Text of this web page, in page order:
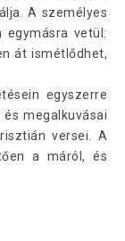
A személyes
vetül:
át ismétlődhet,
egyszerre
megalkuvásai
versei. A
a máról, és